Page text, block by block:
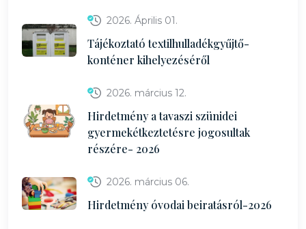
2026. Április 01.
Tájékoztató textilhulladékgyűjtő-
konténer kihelyezéséről
2026. március 12.
Hirdetmény a tavaszi szünidei
gyermekétkeztetésre jogosultak
részére- 2026
2026. március 06.
Hirdetmény óvodai beiratásról-2026